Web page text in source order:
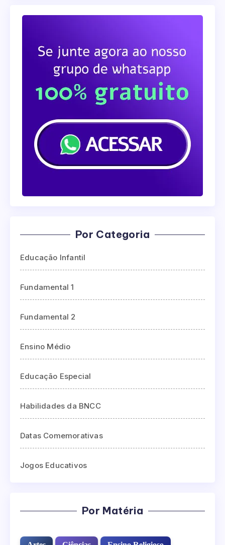
Por Categoria
Educação Infantil
Fundamental 1
Fundamental 2
Ensino Médio
Educação Especial
Habilidades da BNCC
Datas Comemorativas
Jogos Educativos
Por Matéria